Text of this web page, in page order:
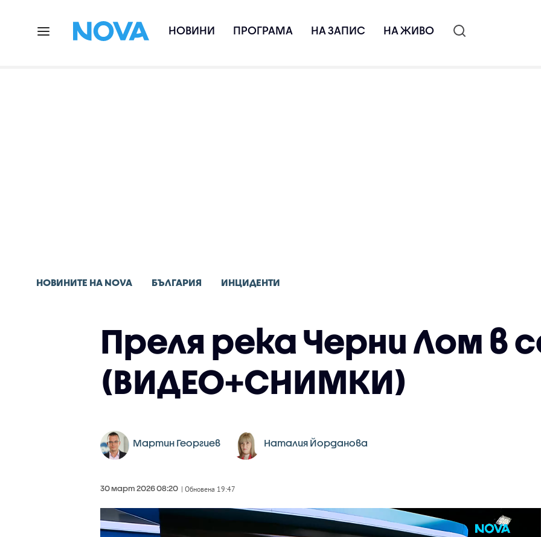
НОВИНИ ПРОГРАМА НА ЗАПИС НА ЖИВО
НОВИНИТЕ НА NOVA БЪЛГАРИЯ ИНЦИДЕНТИ
Преля река Черни Лом в
(ВИДЕО+СНИМКИ)
Мартин Георгиев Наталия Йорданова
30 март 2026 08:20 | Обновена 19:47